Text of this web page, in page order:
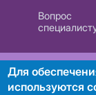
Вопрос
РУП
Для
используются